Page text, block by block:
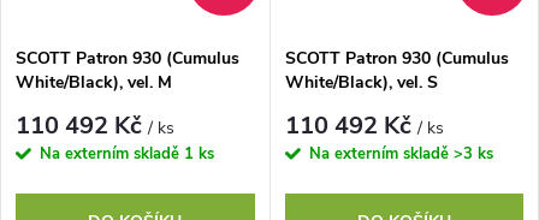
SCOTT Patron 930 (Cumulus
White/Black), vel. M
110 492 Kč/ ks
Na externím skladě 1 ks
SCOTT Patron 930 (Cumulus
White/Black), vel. S
110 492 Kč/ ks
Na externím skladě >3 ks